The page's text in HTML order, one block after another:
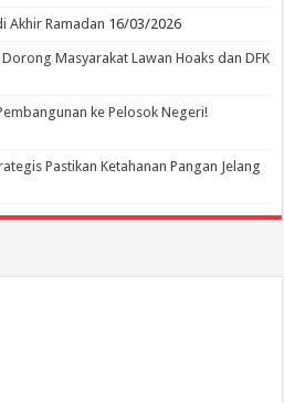
Akhir Ramadan 16/03/2026
Masyarakat Lawan Hoaks dan DFK
ke Pelosok Negeri!
Pastikan Ketahanan Pangan Jelang